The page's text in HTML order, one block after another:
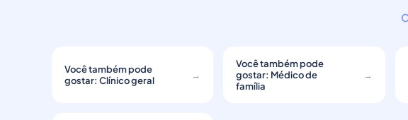
Você também pode
gostar: Clínico geral
→
Você também pode
gostar: Médico de
família
→